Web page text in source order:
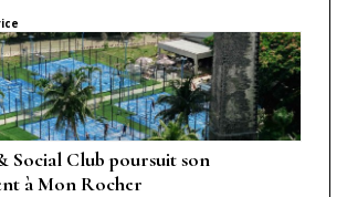
Social Club poursuit son
à Mon Rocher